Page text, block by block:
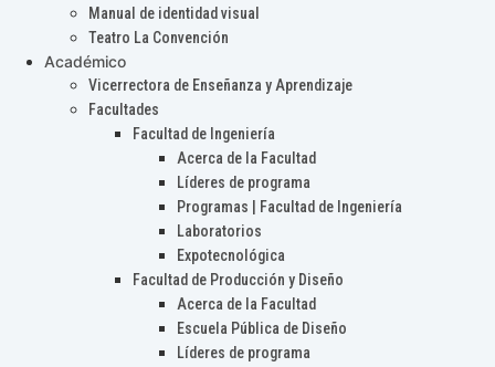
Manual de identidad visual
Teatro La Convención
Académico
Vicerrectora de Enseñanza y Aprendizaje
Facultades
Facultad de Ingeniería
Acerca de la Facultad
Líderes de programa
Programas | Facultad de Ingeniería
Laboratorios
Expotecnológica
Facultad de Producción y Diseño
Acerca de la Facultad
Escuela Pública de Diseño
Líderes de programa